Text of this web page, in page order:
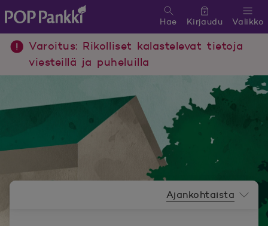
POP Pankki, etusivulle
Valikko
Hae Kirjaudu
Varoitus: Rikolliset kalastelevat tietoja
viesteillä ja puheluilla
Ajankohtaista